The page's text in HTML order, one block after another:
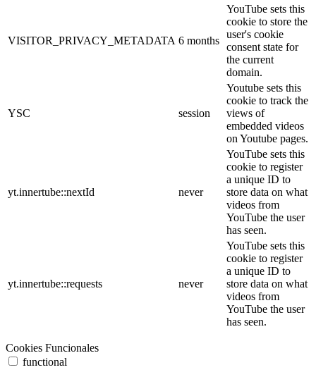
VISITOR_PRIVACY_METADATA 6 months
YouTube sets this
cookie to store the
user's cookie
consent state for
the current
domain.
YSC session
Youtube sets this
cookie to track the
views of
embedded videos
on Youtube pages.
yt.innertube::nextId never
YouTube sets this
cookie to register
a unique ID to
store data on what
videos from
YouTube the user
has seen.
yt.innertube::requests never
YouTube sets this
cookie to register
a unique ID to
store data on what
videos from
YouTube the user
has seen.
Cookies Funcionales
functional